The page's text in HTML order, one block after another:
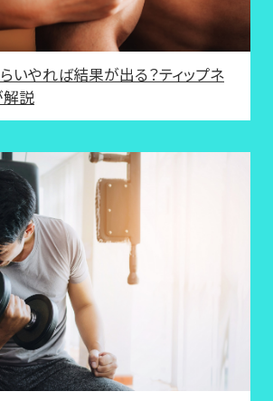
いやれば結果が出る？ティップネ
解説